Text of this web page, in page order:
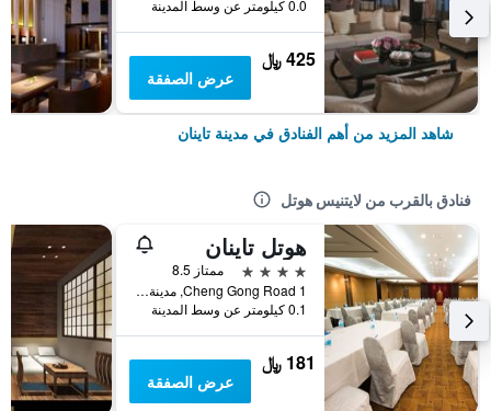
0.0 كيلومتر عن وسط المدينة
425 ﷼
عرض الصفقة
شاهد المزيد من أهم الفنادق في مدينة تاينان
فنادق بالقرب من لايتنيس هوتل
هوتل تاينان
4 نجوم
ممتاز 8.5
1 Cheng Gong Road, مدينة تاينان, تايوان
0.1 كيلومتر عن وسط المدينة
181 ﷼
عرض الصفقة